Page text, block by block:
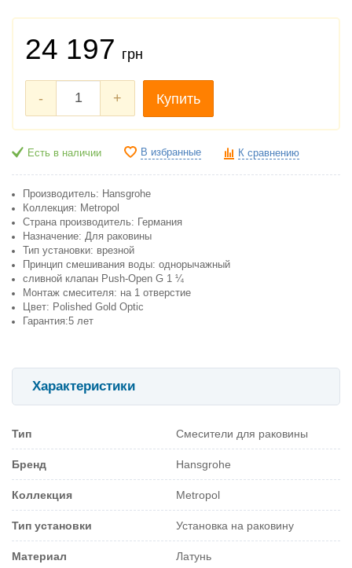
24 197 грн
- + Купить
Есть в наличии В избранные К сравнению
Производитель: Hansgrohe
Коллекция: Metropol
Cтрана производитель: Германия
Назначение: Для раковины
Тип установки: врезной
Принцип смешивания воды: однорычажный
сливной клапан Push-Open G 1 ¼
Монтаж смесителя: на 1 отверстие
Цвет: Polished Gold Optic
Гарантия:5 лет
Характеристики
Тип Смесители для раковины
Бренд Hansgrohe
Коллекция Metropol
Тип установки Установка на раковину
Материал Латунь